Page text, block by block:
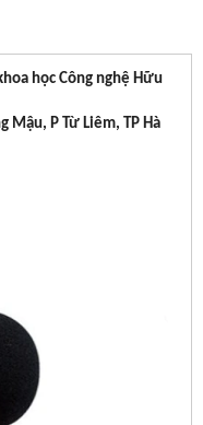
học Công nghệ Hữu
Mậu, P Từ Liêm, TP Hà